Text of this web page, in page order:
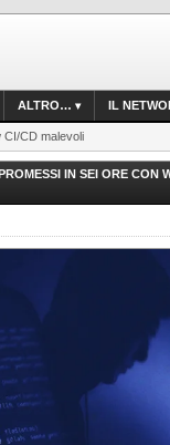
ALTRO… IL
CI/CD malevoli
IN SEI ORE CON